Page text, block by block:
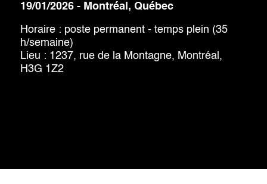
19/01/2026 - Montréal, Québec
Horaire : poste permanent - temps plein (35
h/semaine)
Lieu : 1237, rue de la Montagne, Montréal,
H3G 1Z2